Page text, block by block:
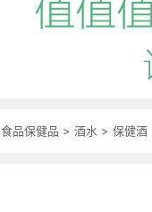
食品保健品 > 酒水 > 保健酒